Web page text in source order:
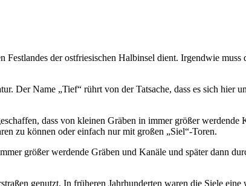
der ostfriesischen Halbinsel dient. Irgendwie
Der Name „Tief“ rührt von der Tatsache, dass es sich hier
dass von kleinen Gräben in immer größer
zu können oder einfach nur mit großen „Siel“-Toren.
größer werdende Gräben und Kanäle und später dann
genutzt. In früheren Jahrhunderten waren die Siele